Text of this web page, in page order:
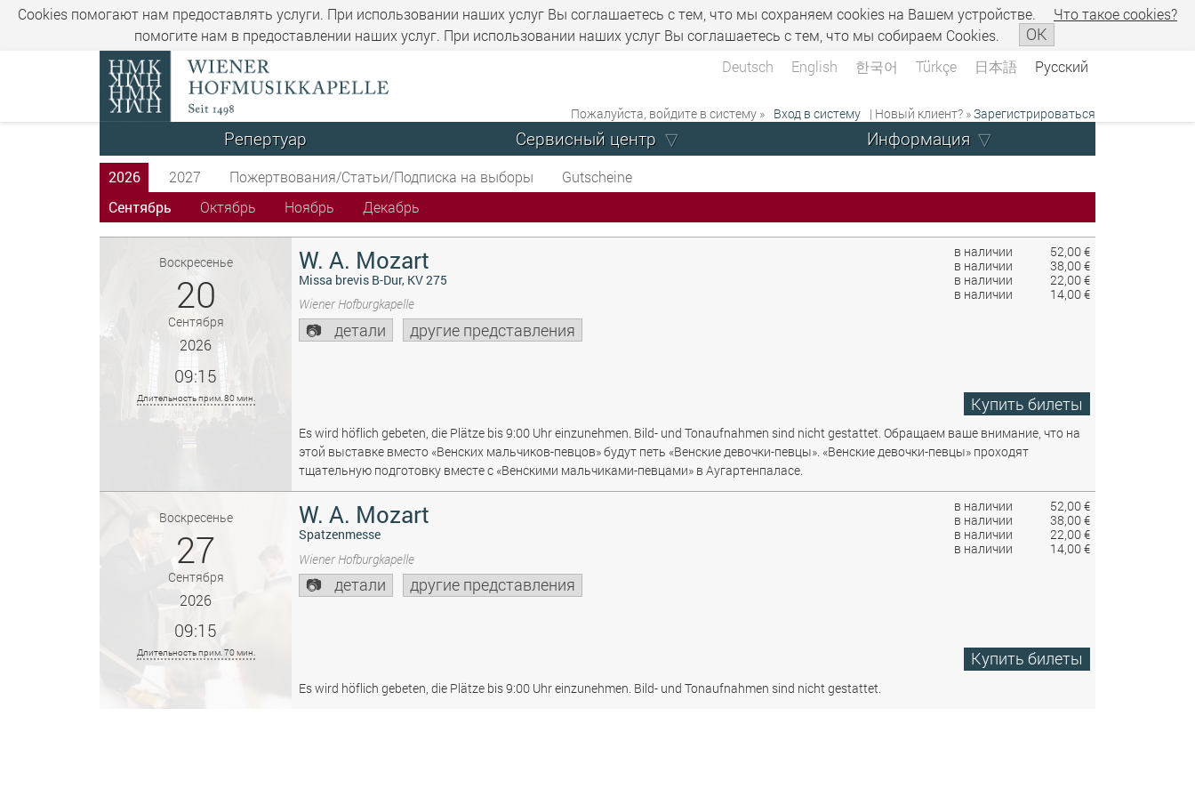
Cookies помогают нам предоставлять услуги. При использовании наших услуг Вы соглашаетесь с тем, что мы сохраняем сookies на Вашем устройстве.
Что такое сookies?
помогите нам в предоставлении наших услуг. При использовании наших услуг Вы соглашаетесь с тем, что мы собираем Cookies.
OK
Deutsch English 한국어 Türkçe 日本語 Русский
Пожалуйста, войдите в систему » Вход в систему | Новый клиент? »Зарегистрироваться
Репертуар Сервисный центр Информация
2026 2027 Пожертвования/Статьи/Подписка на выборы
Gutscheine
Сентябрь
Октябрь Ноябрь Декабрь
в наличии
52,00 €
в наличии
38,00 €
в наличии
22,00 €
в наличии
14,00 €
Воскресенье
20
Сентября
2026
09:15
Длительность прим. 80 мин.
W. A. Mozart
Missa brevis B-Dur, KV 275
Wiener Hofburgkapelle
детали другие представления
Купить билеты
Es wird höflich gebeten, die Plätze bis 9:00 Uhr einzunehmen. Bild- und Tonaufnahmen sind nicht gestattet. Обращаем ваше внимание, что на
этой выставке вместо «Венских мальчиков-певцов» будут петь «Венские девочки-певцы». «Венские девочки-певцы» проходят
тщательную подготовку вместе с «Венскими мальчиками-певцами» в Аугартенпаласе.
в наличии
52,00 €
в наличии
38,00 €
в наличии
22,00 €
в наличии
14,00 €
Воскресенье
27
Сентября
2026
09:15
Длительность прим. 70 мин.
W. A. Mozart
Spatzenmesse
Wiener Hofburgkapelle
детали другие представления
Купить билеты
Es wird höflich gebeten, die Plätze bis 9:00 Uhr einzunehmen. Bild- und Tonaufnahmen sind nicht gestattet.